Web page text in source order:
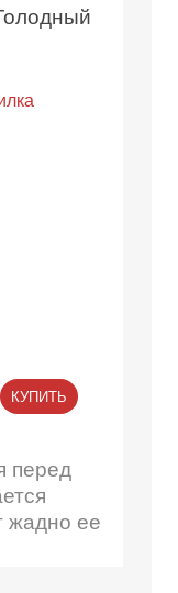
КУПИТЬ
перед
жадно ее